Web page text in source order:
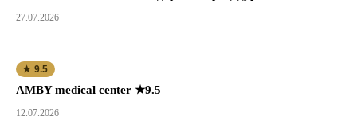
27.07.2026
★ 9.5
AMBY medical center ★9.5
12.07.2026